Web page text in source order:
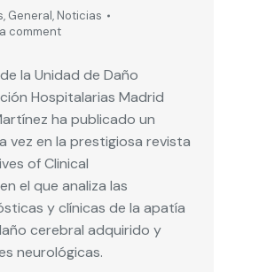
, General, Noticias
comment
la Unidad de Daño
Hospitalarias Madrid
ha publicado un
vez en la prestigiosa revista
of Clinical
el que analiza las
y clínicas de la apatía
cerebral adquirido y
neurológicas.